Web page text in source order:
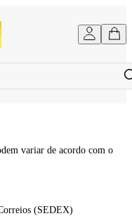
variar de acordo com o
(SEDEX)